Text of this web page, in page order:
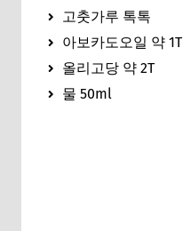
고춧가루 톡톡
아보카도오일 약 1T
올리고당 약 2T
물 50ml